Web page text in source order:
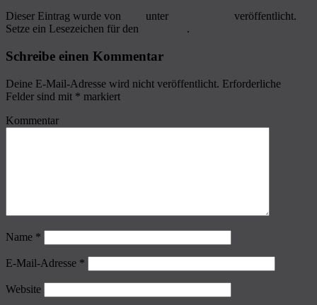
Dieser Eintrag wurde von
unter
veröffentlicht.
Setze ein Lesezeichen für den
.
Schreibe einen Kommentar
Deine E-Mail-Adresse wird nicht veröffentlicht. Erforderliche
Felder sind mit * markiert
Kommentar
Name *
E-Mail-Adresse *
Website